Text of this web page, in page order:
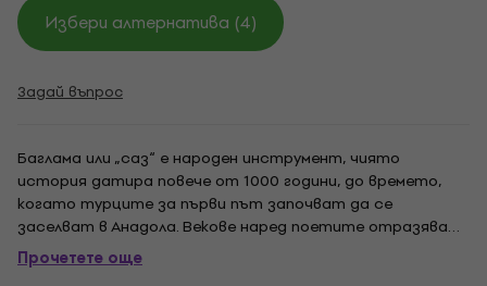
Избери алтернатива (4)
Задай въпрос
Баглама или „саз“ е народен инструмент, чиято
история датира повече от 1000 години, до времето,
когато турците за първи път започват да се
заселват в Анадола. Векове наред поетите отразяват
най-дълбоките си емоции с баглама и тя се превръща в
основен инструмент за всякакви традиционни
Прочетете още